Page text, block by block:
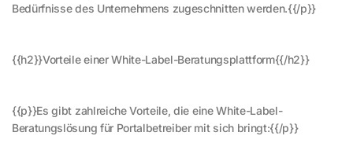
Bedürfnisse des Unternehmens zugeschnitten werden.{{/p}}
{{h2}}Vorteile einer White-Label-Beratungsplattform{{/h2}}
{{p}}Es gibt zahlreiche Vorteile, die eine White-Label-
Beratungslösung für Portalbetreiber mit sich bringt:{{/p}}